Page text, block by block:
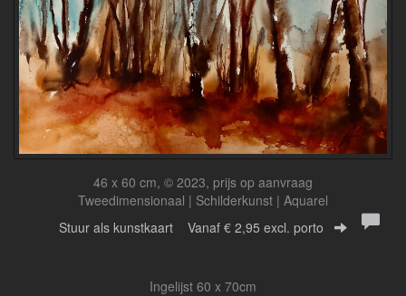
46 x 60 cm, © 2023, prijs op aanvraag
Tweedimensionaal | Schilderkunst | Aquarel
Stuur als kunstkaart Vanaf € 2,95 excl. porto
Ingelijst 60 x 70cm